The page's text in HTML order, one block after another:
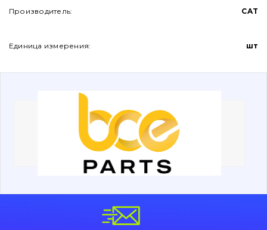
Контакты
Вакансии
Каталог
Фильтры и смазочные материалы
Болты, гайки и элементы крепления
Ножи, режущие кромки
Производитель: CAT
Единица измерения: шт